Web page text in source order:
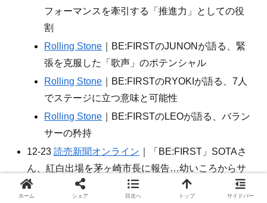
フォーマンスを牽引する「推進力」としての役
割
Rolling Stone ｜BE:FIRSTのJUNONが語る、緊
張を克服した「歌声」のポテンシャル
Rolling Stone ｜BE:FIRSTのRYOKIが語る、7人
でステージに立つ意味と可能性
Rolling Stone ｜BE:FIRSTのLEOが語る、バラン
サーの矜持
12-23読売新聞オンライン ｜「BE:FIRST」SOTAさ
ん、紅白出場を茅ヶ崎市長に報告…幼いころからサ
ザン聞いて育つ
ホーム シェア 目次へ トップ サイドバー